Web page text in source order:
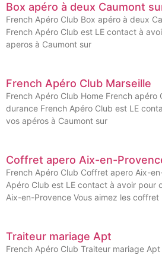
Box apéro à deux Caumont
French Apéro Club Box apéro à deux
French Apéro Club est LE contact à
aperos à Caumont sur
French Apéro Club Marseille
French Apéro Club Home French apéro
durance French Apéro Club est LE
vos apéros à Caumont sur
Coffret apero Aix-en-
French Apéro Club Coffret apero Aix-
Apéro Club est LE contact à avoir pour
Aix-en-Provence Vous aimez les coffret
Traiteur mariage Apt
French Apéro Club Traiteur mariage